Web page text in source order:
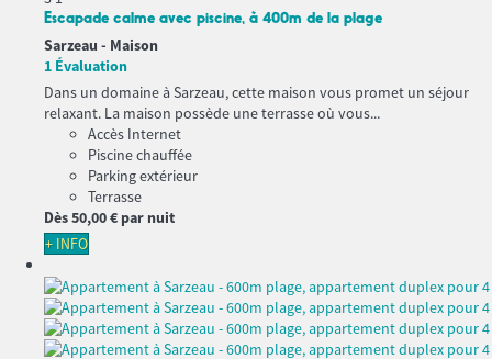
Escapade calme avec piscine, à 400m de la plage
Sarzeau - Maison
1 Évaluation
Dans un domaine à Sarzeau, cette maison vous promet un séjour
relaxant. La maison possède une terrasse où vous...
Accès Internet
Piscine chauffée
Parking extérieur
Terrasse
Dès50,00 € par nuit
+ INFO